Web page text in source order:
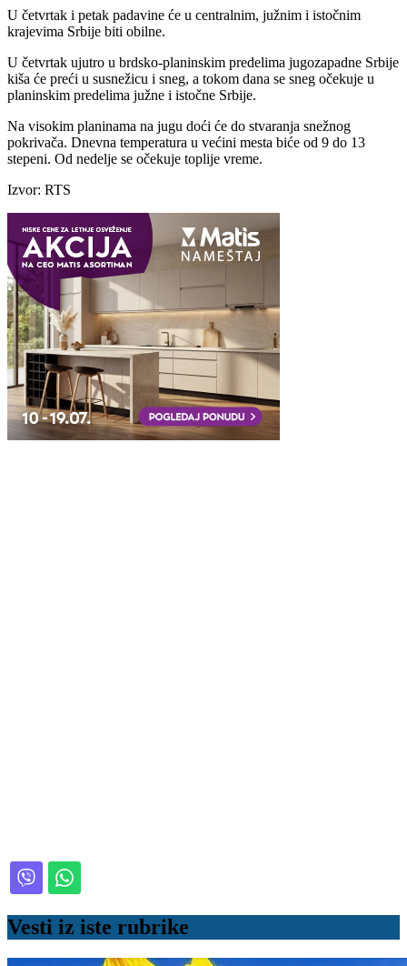
U četvrtak i petak padavine će u centralnim, južnim i istočnim
krajevima Srbije biti obilne.
U četvrtak ujutro u brdsko-planinskim predelima jugozapadne Srbije
kiša će preći u susnežicu i sneg, a tokom dana se sneg očekuje u
planinskim predelima južne i istočne Srbije.
Na visokim planinama na jugu doći će do stvaranja snežnog
pokrivača. Dnevna temperatura u većini mesta biće od 9 do 13
stepeni. Od nedelje se očekuje toplije vreme.
Izvor: RTS
Vesti iz iste rubrike